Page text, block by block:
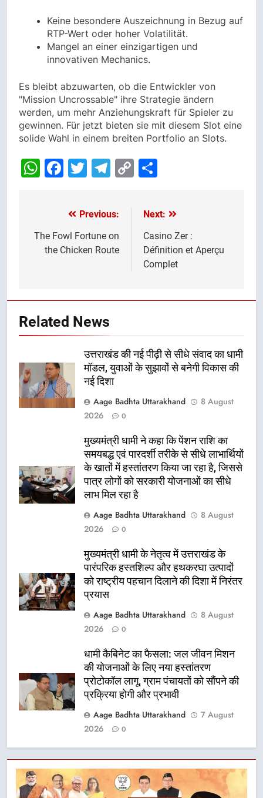
Keine besondere Auszeichnung in Bezug auf
RTP-Wert oder hoher Volatilität.
Mangel an einer einzigartigen und
innovativen Mechanics.
Es bleibt abzuwarten, ob die Entwickler von
"Mission Uncrossable" ihre Strategie ändern
werden, um mehr Anziehungskraft für Spieler zu
gewinnen. Für jetzt bieten sie mit diesem Slot eine
solide Wahl in einem breiten Portfolio an Slots.
WhatsApp
Facebook
Twitter
Telegram
Copy
navigation
Previous:
The Fowl Fortune on
the Chicken Route
Next:
Casino Zer :
Définition et Aperçu
Complet
Related News
उत्तराखंड की नई पीढ़ी से सीधे संवाद का धामी
मॉडल, युवाओं के सुझावों से बनेगी विकास की
नई दिशा
Aage Badhta Uttarakhand
8 August
2026
0
मुख्यमंत्री धामी ने कहा कि पेंशन राशि का
समयबद्ध एवं पारदर्शी तरीके से सीधे लाभार्थियों
के खातों में हस्तांतरण किया जा रहा है, जिससे
पात्र लोगों को सरकारी योजनाओं का सीधे
लाभ मिल रहा है
Aage Badhta Uttarakhand
8 August
2026
0
मुख्यमंत्री धामी के नेतृत्व में उत्तराखंड के
पारंपरिक हस्तशिल्प और हथकरघा उत्पादों
को राष्ट्रीय पहचान दिलाने की दिशा में निरंतर
प्रयास
Aage Badhta Uttarakhand
8 August
2026
0
धामी कैबिनेट का फैसला: जल जीवन मिशन
की योजनाओं के लिए नया हस्तांतरण
प्रोटोकॉल लागू, ग्राम पंचायतों को सौंपने की
प्रक्रिया होगी और प्रभावी
Aage Badhta Uttarakhand
7 August
2026
0